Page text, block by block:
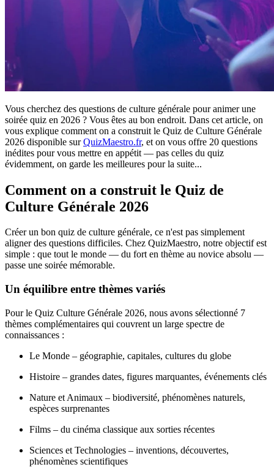
Vous cherchez des questions de culture générale pour animer une
soirée quiz en 2026 ? Vous êtes au bon endroit. Dans cet article, on
vous explique comment on a construit le Quiz de Culture Générale
2026 disponible surQuizMaestro.fr, et on vous offre 20 questions
inédites pour vous mettre en appétit — pas celles du quiz
évidemment, on garde les meilleures pour la suite...
Comment on a construit le Quiz de
Culture Générale 2026
Créer un bon quiz de culture générale, ce n'est pas simplement
aligner des questions difficiles. Chez QuizMaestro, notre objectif est
simple : que tout le monde — du fort en thème au novice absolu —
passe une soirée mémorable.
Un équilibre entre thèmes variés
Pour le Quiz Culture Générale 2026, nous avons sélectionné 7
thèmes complémentaires qui couvrent un large spectre de
connaissances :
Le Monde – géographie, capitales, cultures du globe
Histoire – grandes dates, figures marquantes, événements clés
Nature et Animaux – biodiversité, phénomènes naturels,
espèces surprenantes
Films – du cinéma classique aux sorties récentes
Sciences et Technologies – inventions, découvertes,
phénomènes scientifiques